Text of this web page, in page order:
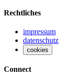
Rechtliches
impressum
datenschutz
cookies
Connect